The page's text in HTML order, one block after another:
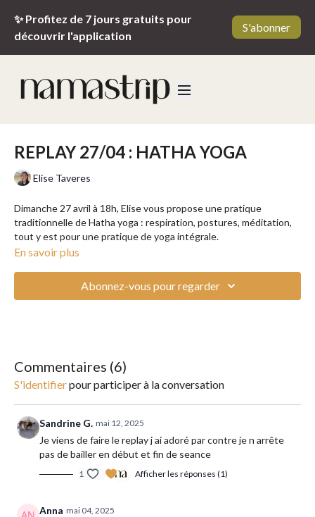
✨ Profitez de 7 jours gratuits pour
découvrir l'application
S'abonner
REPLAY 27/04 : HATHA YOGA
Elise Taveres
Dimanche 27 avril à 18h, Elise vous propose une pratique
traditionnelle de Hatha yoga : respiration, postures, méditation,
tout y est pour une pratique de yoga intégrale.
l'équilibre et accueillir la semaine avec sérénité.
En savoir plus
Abonnez-vous pour regarder
Commentaires (6)
S'identifierpour participer à la conversation
Sandrine G. mai 12, 2025
Je viens de faire le replay j ai adoré par contre je n arrête
pas de bailler en début et fin de seance
1 Afficher les réponses (1)
Anna mai 04, 2025